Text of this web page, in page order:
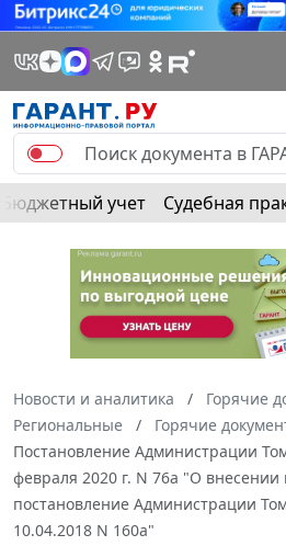
Бюджетный учет Судебная
Новости и аналитика
Горячие
Региональные
Горячие
Постановление Администрации
февраля 2020 г. N 76а "О
постановление Администрации
10.04.2018 N 160а"